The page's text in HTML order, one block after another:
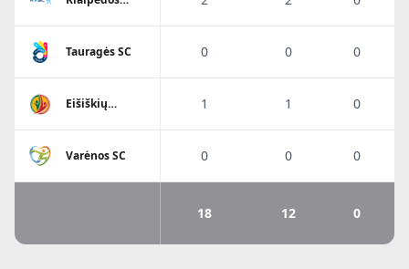
Tauragės SC 0 0 0
Eišiškių
SM
1 1 0
Varėnos SC 0 0 0
18 12 0